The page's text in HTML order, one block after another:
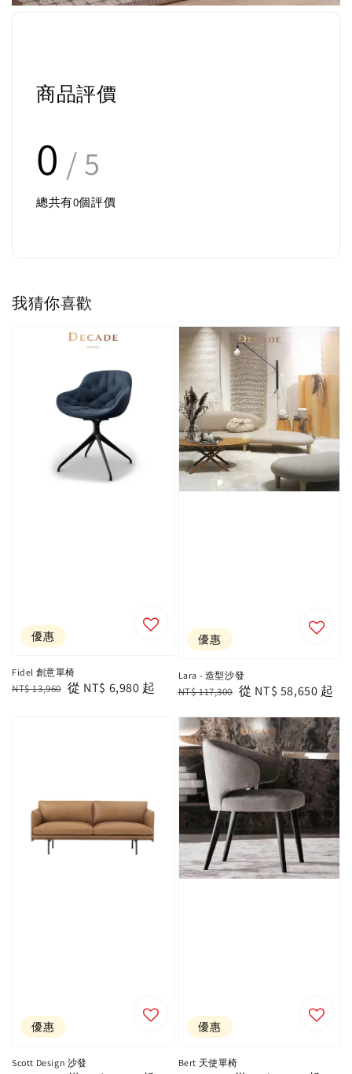
商品評價
0 / 5
總共有0個評價
我猜你喜歡
優惠
Fidel 創意單椅
Regular
NT$ 13,960 Sale
從 NT$ 6,980 起
優惠
Lara - 造型沙發
Regular
NT$ 117,300 Sale
從 NT$ 58,650 起
優惠
Scott Design 沙發
優惠
Bert 天使單椅